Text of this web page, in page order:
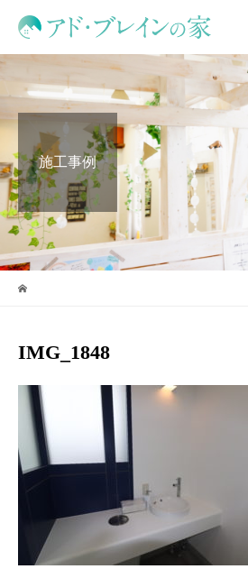
施工事例
IMG_1848